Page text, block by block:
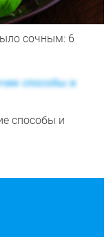
сочным: 6
способы и